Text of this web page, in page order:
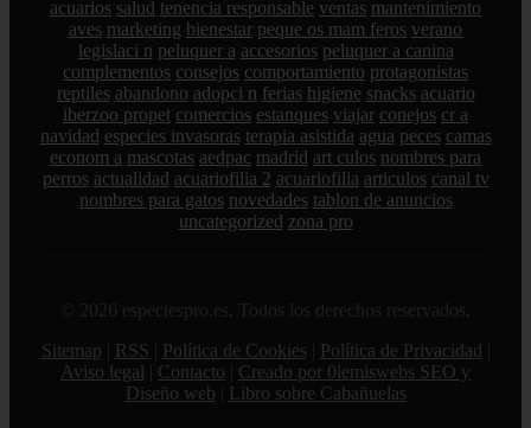
acuarios salud tenencia responsable ventas mantenimiento
aves marketing bienestar peque os mam feros verano
legislaci n peluquer a accesorios peluquer a canina
complementos consejos comportamiento protagonistas
reptiles abandono adopci n ferias higiene snacks acuario
iberzoo propet comercios estanques viajar conejos cr a
navidad especies invasoras terapia asistida agua peces camas
econom a mascotas aedpac madrid art culos nombres para
perros actualidad acuariofilia 2 acuariofilia articulos canal tv
nombres para gatos novedades tablon de anuncios
uncategorized zona pro
© 2026 especiespro.es. Todos los derechos reservados.
Sitemap
RSS Política de Cookies Política de Privacidad
Aviso legal
Contacto
Creado por 0lemiswebs SEO y
Diseño web
Libro sobre Cabañuelas